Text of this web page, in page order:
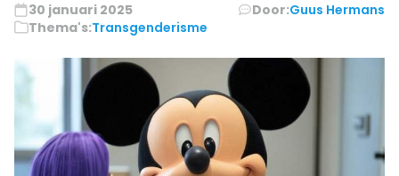
30 januari 2025 Door:Guus Hermans
Thema's:Transgenderisme